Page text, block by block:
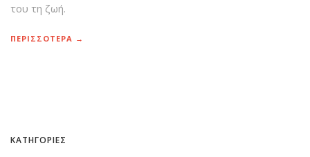
του τη ζωή.
ΠΕΡΙΣΣΟΤΕΡΑ →
ΚΑΤΗΓΟΡΙΕΣ